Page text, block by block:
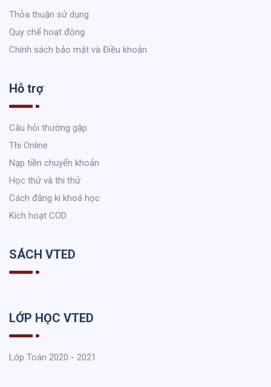
Thỏa thuận sử dụng
Quy chế hoạt động
Chính sách bảo mật và Điều khoản
Hỗ trợ
Câu hỏi thường gặp
Thi Online
Nạp tiền chuyển khoản
Học thử và thi thử
Cách đăng kí khoá học
Kích hoạt COD
SÁCH VTED
LỚP HỌC VTED
Lớp Toán 2020 - 2021